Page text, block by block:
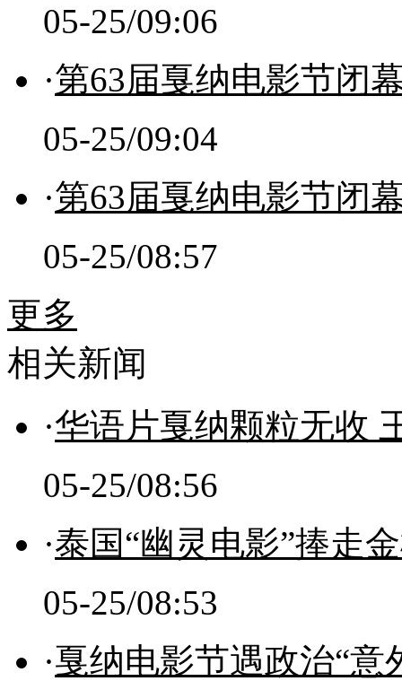
05-25/09:06
·第63届戛纳电影节闭
05-25/09:04
·第63届戛纳电影节闭
05-25/08:57
更多
相关新闻
·华语片戛纳颗粒无收
05-25/08:56
·泰国“幽灵电影”捧走
05-25/08:53
·戛纳电影节遇政治“意